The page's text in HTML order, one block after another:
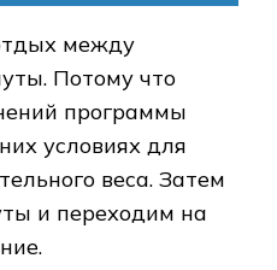
между
Потому что
программы
условиях для
веса. Затем
и переходим на